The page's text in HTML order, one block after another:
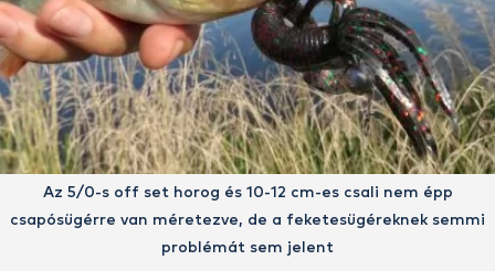
Az 5/0-s off set horog és 10-12 cm-es csali nem épp
csapósügérre van méretezve, de a feketesügéreknek semmi
problémát sem jelent